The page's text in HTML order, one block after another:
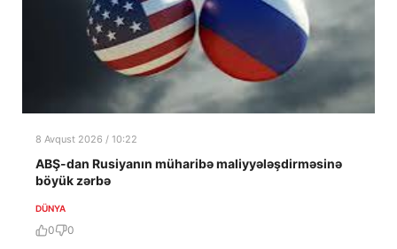
8 Avqust 2026 / 10:22
ABŞ-dan Rusiyanın müharibə maliyyələşdirməsinə
böyük zərbə
DÜNYA
0 0